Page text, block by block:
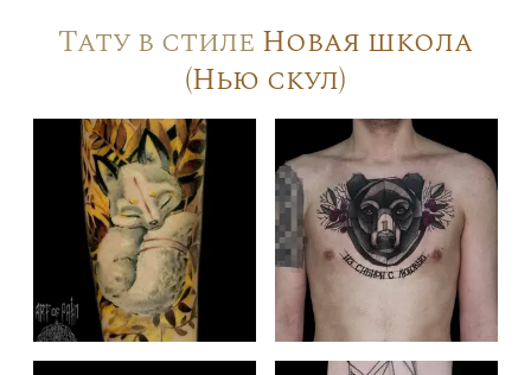
Тату в стиле Новая школа
(Нью скул)